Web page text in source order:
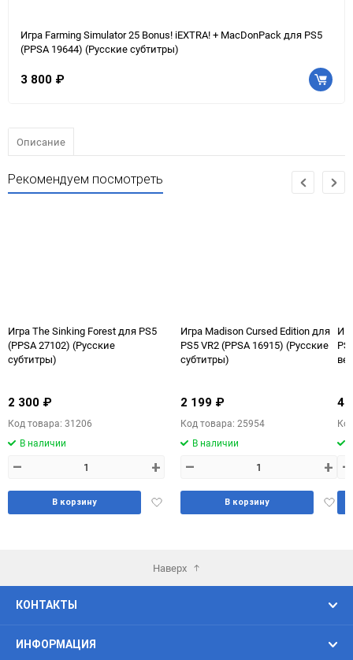
Игра Farming Simulator 25 Bonus! iEXTRA! + MacDonPack для PS5
(PPSA 19644) (Русские субтитры)
3 800 ₽
Описание
Рекомендуем посмотреть
Игра The Sinking Forest для PS5
(PPSA 27102) (Русские
субтитры)
2 300 ₽
Код товара: 31206
В наличии
– +
Добавить
В корзину
Игра Madison Cursed Edition для
PS5 VR2 (PPSA 16915) (Русские
субтитры)
2 199 ₽
Код товара: 25954
В наличии
– +
В корзину
4
–
Наверх
КОНТАКТЫ
ИНФОРМАЦИЯ